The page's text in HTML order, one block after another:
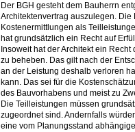
Der BGH gesteht dem Bauherrn
Architektenvertrag auszulegen.
Kostenermittlungen als
hat grundsätzlich ein Recht auf
Insoweit hat der Architekt ein
zu beheben. Das gilt nach der
an der Leistung deshalb verloren
kann. Das sei für die
des Bauvorhabens und meist zu
Die Teilleistungen müssen
zugeordnet sind. Andernfalls
eine vom Planungsstand